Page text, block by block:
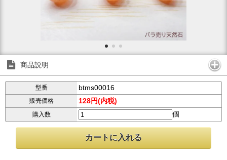
商品説明
型番 btms00016
販売価格 128円(内税)
購入数 個